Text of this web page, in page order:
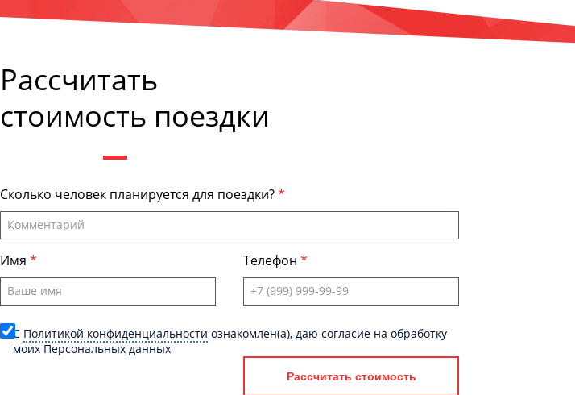
Рассчитать
стоимость поездки
Сколько человек планируется для поездки?
Имя Телефон
C Политикой конфиденциальности ознакомлен(а), даю согласие на обработку
моих Персональных данных
Рассчитать стоимость